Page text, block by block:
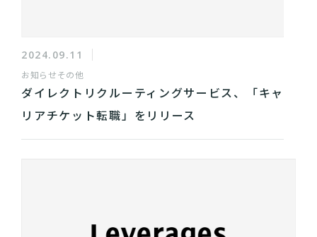
2024.09.11
お知らせその他
ダイレクトリクルーティングサービス、「キャ
リアチケット転職」をリリース